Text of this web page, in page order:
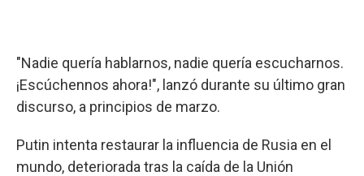
"Nadie quería hablarnos, nadie quería escucharnos.
¡Escúchennos ahora!", lanzó durante su último gran
discurso, a principios de marzo.
Putin intenta restaurar la influencia de Rusia en el
mundo, deteriorada tras la caída de la Unión